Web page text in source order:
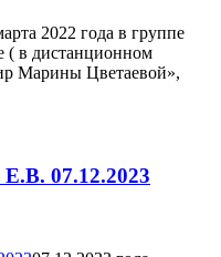
2022 года в группе
( в дистанционном
Марины Цветаевой»,
07.12.2023